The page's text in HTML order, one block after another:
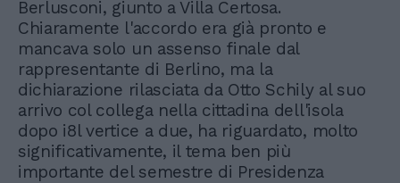
Berlusconi, giunto a Villa Certosa.
Chiaramente l'accordo era già pronto e
mancava solo un assenso finale dal
rappresentante di Berlino, ma la
dichiarazione rilasciata da Otto Schily al suo
arrivo col collega nella cittadina dell'isola
dopo i8l vertice a due, ha riguardato, molto
significativamente, il tema ben più
importante del semestre di Presidenza